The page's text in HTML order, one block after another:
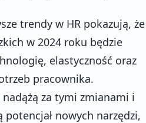
trendy w HR pokazują, że
w 2024 roku będzie
elastyczność oraz
pracownika.
za tymi zmianami i
nowych narzędzi,